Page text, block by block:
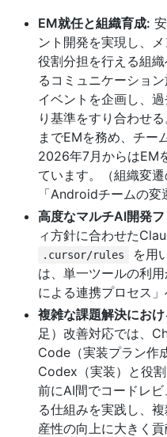
EM就任と組織育成:
ント開発を実現し、
役割分担を行える組
るコミュニケーショ
イベントを企画し、
り基準をすり合わせ
までEMを務め、チー
2026年7月からはEM
ています。（組織変
「Androidチームの変
高度なマルチAI開発
ィ方針に合わせた
.cursor/rules
を用
は、単一ツールの利
による連携プロセス」
複雑な課題解決にお
足）改善対応では、
Code（実装プラン作
Codex（実装）と役
前にAI間でコードレ
る仕組みを実践し、
産性の向上に大きく